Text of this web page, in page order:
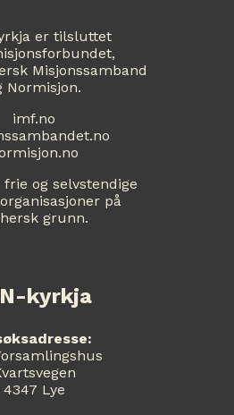
er tilsluttet
Misjonssamband
Normisjon.
imf.no
og selvstendige
på
grunn.
kyrkja
4347 Lye